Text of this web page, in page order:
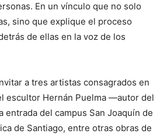
En un vínculo que no solo
sino que explique el proceso
de ellas en la voz de los
a tres artistas consagrados en
escultor Hernán Puelma —autor del
entrada del campus San Joaquín de
de Santiago, entre otras obras de